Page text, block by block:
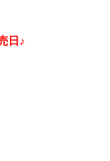
日♪